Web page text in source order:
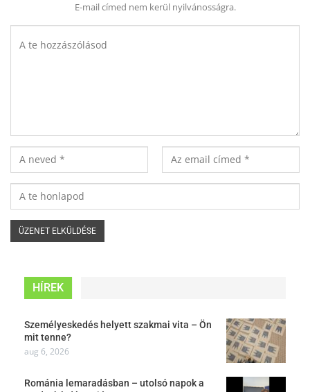
E-mail címed nem kerül nyilvánosságra.
HÍREK
Személyeskedés helyett szakmai vita – Ön
mit tenne?
aug 6, 2026
Románia lemaradásban – utolsó napok a